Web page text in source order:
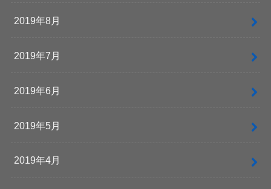
2019年8月
2019年7月
2019年6月
2019年5月
2019年4月